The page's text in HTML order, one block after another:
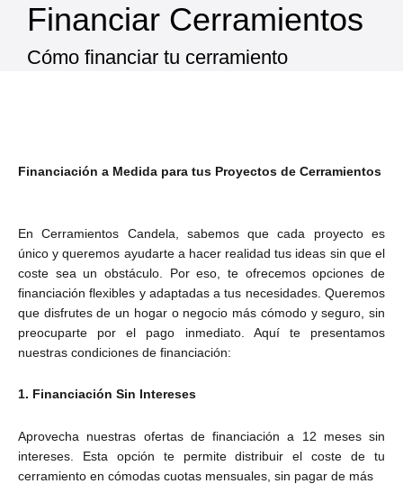
Financiar Cerramientos
Cómo financiar tu cerramiento
Financiación a Medida para tus Proyectos de Cerramientos
En Cerramientos Candela, sabemos que cada proyecto es
único y queremos ayudarte a hacer realidad tus ideas sin que el
coste sea un obstáculo. Por eso, te ofrecemos opciones de
financiación flexibles y adaptadas a tus necesidades. Queremos
que disfrutes de un hogar o negocio más cómodo y seguro, sin
preocuparte por el pago inmediato. Aquí te presentamos
nuestras condiciones de financiación:
1. Financiación Sin Intereses
Aprovecha nuestras ofertas de financiación a 12 meses sin
intereses. Esta opción te permite distribuir el coste de tu
cerramiento en cómodas cuotas mensuales, sin pagar de más